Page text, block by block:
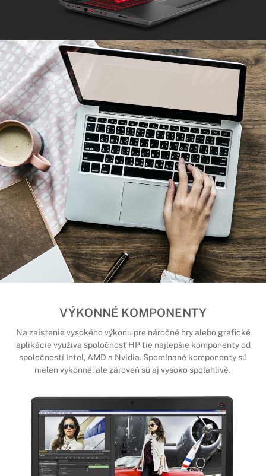
VÝKONNÉ KOMPONENTY
Na zaistenie vysokého výkonu pre náročné hry alebo grafické
aplikácie využíva spoločnosť HP tie najlepšie komponenty od
spoločností Intel, AMD a Nvidia. Spomínané komponenty sú
nielen výkonné, ale zároveň sú aj vysoko spoľahlivé.